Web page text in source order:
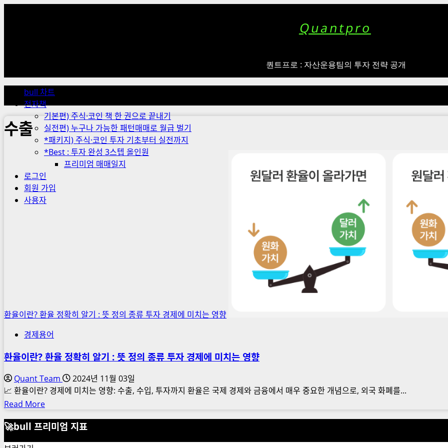
Quantpro
퀀트프로 : 자산운용팀의 투자 전략 공개
Menu
bull 차트
전자책
기본편) 주식·코인 책 한 권으로 끝내기
실전편) 누구나 가능한 패턴매매로 월급 벌기
*패키지) 주식·코인 투자 기초부터 실전까지
*Best : 투자 완성 3스텝 올인원
프리미엄 매매일지
로그인
회원 가입
사용자
수출
환율이란? 환율 정확히 알기 : 뜻 정의 종류 투자 경제에 미치는 영향
경제용어
환율이란? 환율 정확히 알기 : 뜻 정의 종류 투자 경제에 미치는 영향
Quant Team
2024년 11월 03일
📈 환율이란? 경제에 미치는 영향: 수출, 수입, 투자까지 환율은 국제 경제와 금융에서 매우 중요한 개념으로, 외국 화폐를...
Read MoreRead
about
🚀bull 프리미엄 지표